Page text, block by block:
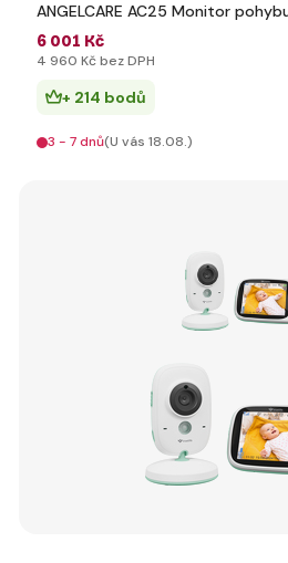
ANGELCARE AC25 Monitor
6 001 Kč
4 960 Kč bez DPH
+ 214 bodů
3 - 7 dnů(U vás 18.08.)